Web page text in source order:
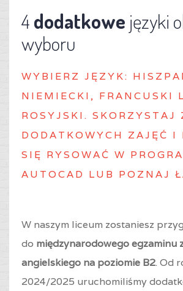
4dodatkowe języki
wyboru
WYBIERZ J ĘZYK:
NIEMIECKI, FRANCUSKI
ROSYJSKI. SKORZYSTAJ
DODATKOWYCH ZAJĘĆ I
SIĘ RYSOWAĆ W
AUTOCAD LUB POZNAJ
W naszym liceum zostaniesz
do międzynarodowego egzaminu
angielskiego na poziomie B2. Od
2024/2025 uruchomiliśmy